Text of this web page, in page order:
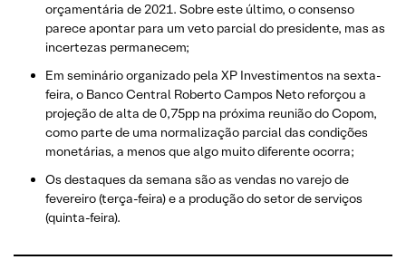
orçamentária de 2021. Sobre este último, o consenso
parece apontar para um veto parcial do presidente, mas as
incertezas permanecem;
Em seminário organizado pela XP Investimentos na sexta-
feira, o Banco Central Roberto Campos Neto reforçou a
projeção de alta de 0,75pp na próxima reunião do Copom,
como parte de uma normalização parcial das condições
monetárias, a menos que algo muito diferente ocorra;
Os destaques da semana são as vendas no varejo de
fevereiro (terça-feira) e a produção do setor de serviços
(quinta-feira).